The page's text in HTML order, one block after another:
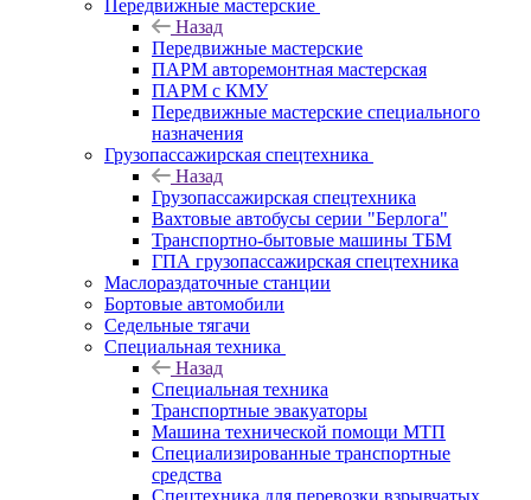
Передвижные мастерские
Назад
Передвижные мастерские
ПАРМ авторемонтная мастерская
ПАРМ с КМУ
Передвижные мастерские специального
назначения
Грузопассажирская спецтехника
Назад
Грузопассажирская спецтехника
Вахтовые автобусы серии "Берлога"
Транспортно-бытовые машины ТБМ
ГПА грузопассажирская спецтехника
Маслораздаточные станции
Бортовые автомобили
Седельные тягачи
Специальная техника
Назад
Специальная техника
Транспортные эвакуаторы
Машина технической помощи МТП
Специализированные транспортные
средства
Спецтехника для перевозки взрывчатых